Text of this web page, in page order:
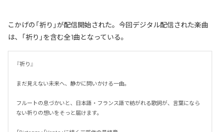
こかげの「祈り」が配信開始された。今回デジタル配信された楽曲
は、「祈り」を含む全1曲となっている。
『祈り』
まだ見えない未来へ、静かに問いかける一曲。
フルートの息づかいと、日本語・フランス語で紡がれる歌詞が、言葉になら
ない祈りの想いをそっと届けます。